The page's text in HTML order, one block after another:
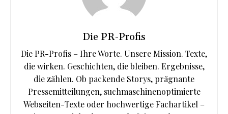
Die PR-Profis
Die PR-Profis – Ihre Worte. Unsere Mission. Texte,
die wirken. Geschichten, die bleiben. Ergebnisse,
die zählen. Ob packende Storys, prägnante
Pressemitteilungen, suchmaschinenoptimierte
Webseiten-Texte oder hochwertige Fachartikel –